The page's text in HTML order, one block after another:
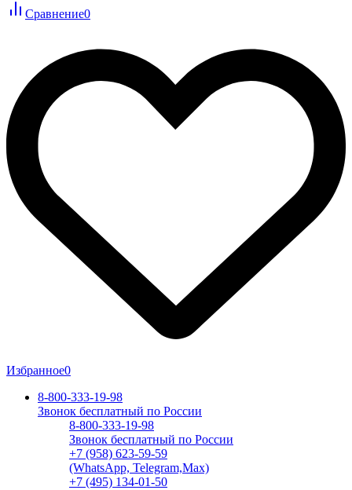
Сравнение0
Избранное0
8-800-333-19-98
Звонок бесплатный по России
8-800-333-19-98
Звонок бесплатный по России
+7 (958) 623-59-59
(WhatsApp, Telegram,Max)
+7 (495) 134-01-50